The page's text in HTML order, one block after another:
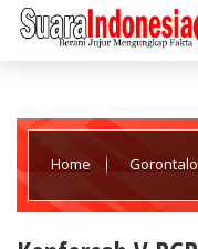
Home Gorontalo